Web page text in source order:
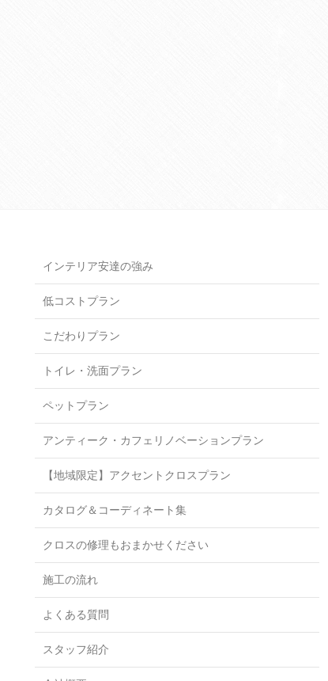
インテリア安達の強み
低コストプラン
こだわりプラン
トイレ・洗面プラン
ペットプラン
アンティーク・カフェリノベーションプラン
【地域限定】アクセントクロスプラン
カタログ＆コーディネート集
クロスの修理もおまかせください
施工の流れ
よくある質問
スタッフ紹介